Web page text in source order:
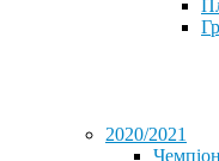
2020/2021